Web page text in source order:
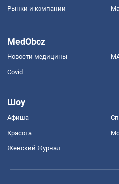
Рынки и компании
MedOboz
Новости медицины
Covid
Шоу
Афиша
Красота
Женский Журнал